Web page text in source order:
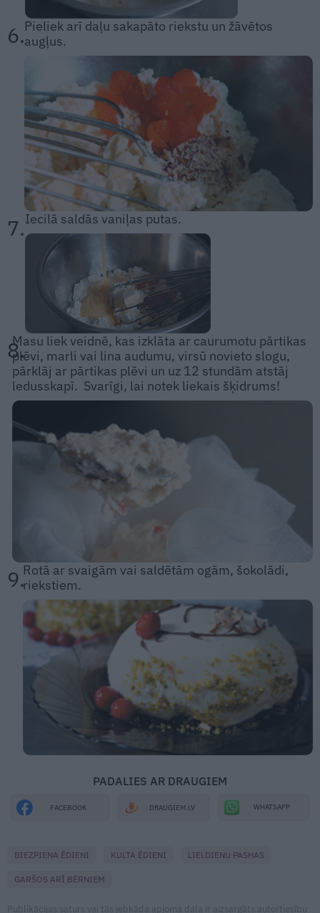
6.Pieliek arī daļu sakapāto riekstu un žāvētos
augļus.
7.Iecilā saldās vaniļas putas.
8.
Masu liek veidnē, kas izklāta ar caurumotu pārtikas
plēvi, marli vai lina audumu, virsū novieto slogu,
pārklāj ar pārtikas plēvi un uz 12 stundām atstāj
ledusskapī. Svarīgi, lai notek liekais šķidrums!
9.Rotā ar svaigām vai saldētām ogām, šokolādi,
riekstiem.
PADALIES AR DRAUGIEM
FACEBOOK DRAUGIEM.LV WHATSAPP
BIEZPIENA ĒDIENI KULTA ĒDIENI LIELDIENU PASHAS
GARŠOS ARĪ BĒRNIEM
Publikācijas saturs vai tās jebkāda apjoma daļa ir aizsargāts autortiesību